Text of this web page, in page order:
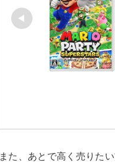
また、あとで高く売りた